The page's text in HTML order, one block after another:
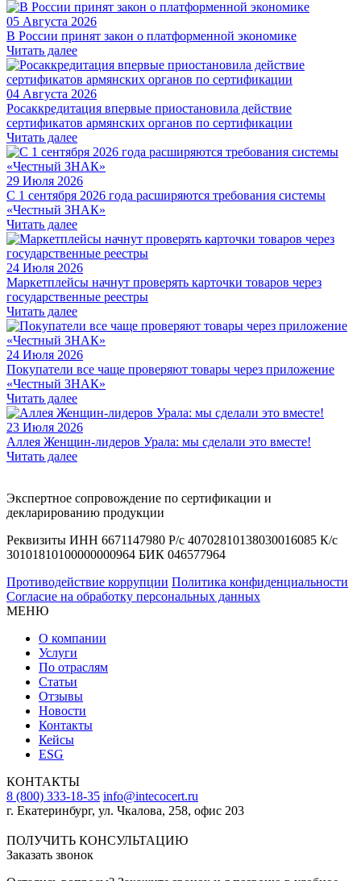
05 Августа 2026
В России принят закон о платформенной экономике
Читать далее
04 Августа 2026
Росаккредитация впервые приостановила действие
сертификатов армянских органов по сертификации
Читать далее
29 Июля 2026
С 1 сентября 2026 года расширяются требования системы
«Честный ЗНАК»
Читать далее
24 Июля 2026
Маркетплейсы начнут проверять карточки товаров через
государственные реестры
Читать далее
24 Июля 2026
Покупатели все чаще проверяют товары через приложение
«Честный ЗНАК»
Читать далее
23 Июля 2026
Аллея Женщин-лидеров Урала: мы сделали это вместе!
Читать далее
Экспертное сопровождение по сертификации и
декларированию продукции
Реквизиты ИНН 6671147980 Р/с 40702810138030016085 К/с
30101810100000000964 БИК 046577964
Противодействие коррупции Политика конфиденциальности
Согласие на обработку персональных данных
МЕНЮ
О компании
Услуги
По отраслям
Статьи
Отзывы
Новости
Контакты
Кейсы
ESG
КОНТАКТЫ
8 (800) 333-18-35 info@intecocert.ru
г. Екатеринбург, ул. Чкалова, 258, офис 203
ПОЛУЧИТЬ КОНСУЛЬТАЦИЮ
Заказать звонок